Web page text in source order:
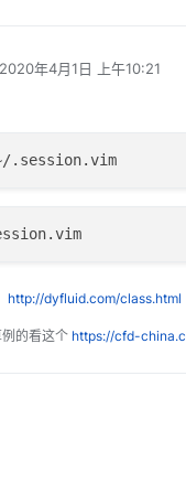
年4月1日 上午10:21
编辑
http://dyfluid.com/class.html
的看这个 https://cfd-